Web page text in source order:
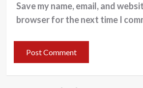
Save my name, email, and
browser for the next time I